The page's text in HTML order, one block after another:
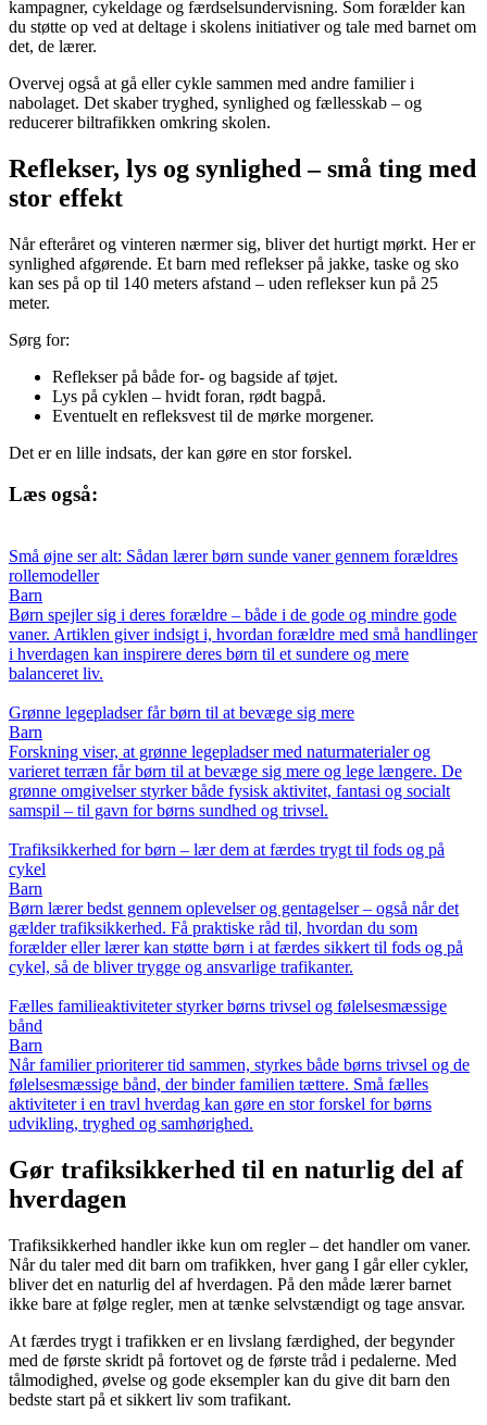
kampagner, cykeldage og færdselsundervisning. Som forælder kan
du støtte op ved at deltage i skolens initiativer og tale med barnet om
det, de lærer.
Overvej også at gå eller cykle sammen med andre familier i
nabolaget. Det skaber tryghed, synlighed og fællesskab – og
reducerer biltrafikken omkring skolen.
Reflekser, lys og synlighed – små ting med
stor effekt
Når efteråret og vinteren nærmer sig, bliver det hurtigt mørkt. Her er
synlighed afgørende. Et barn med reflekser på jakke, taske og sko
kan ses på op til 140 meters afstand – uden reflekser kun på 25
meter.
Sørg for:
Reflekser på både for- og bagside af tøjet.
Lys på cyklen – hvidt foran, rødt bagpå.
Eventuelt en refleksvest til de mørke morgener.
Det er en lille indsats, der kan gøre en stor forskel.
Læs også:
Små øjne ser alt: Sådan lærer børn sunde vaner gennem forældres
rollemodeller
Barn
Børn spejler sig i deres forældre – både i de gode og mindre gode
vaner. Artiklen giver indsigt i, hvordan forældre med små handlinger
i hverdagen kan inspirere deres børn til et sundere og mere
balanceret liv.
Grønne legepladser får børn til at bevæge sig mere
Barn
Forskning viser, at grønne legepladser med naturmaterialer og
varieret terræn får børn til at bevæge sig mere og lege længere. De
grønne omgivelser styrker både fysisk aktivitet, fantasi og socialt
samspil – til gavn for børns sundhed og trivsel.
Trafiksikkerhed for børn – lær dem at færdes trygt til fods og på
cykel
Barn
Børn lærer bedst gennem oplevelser og gentagelser – også når det
gælder trafiksikkerhed. Få praktiske råd til, hvordan du som
forælder eller lærer kan støtte børn i at færdes sikkert til fods og på
cykel, så de bliver trygge og ansvarlige trafikanter.
Fælles familieaktiviteter styrker børns trivsel og følelsesmæssige
bånd
Barn
Når familier prioriterer tid sammen, styrkes både børns trivsel og de
følelsesmæssige bånd, der binder familien tættere. Små fælles
aktiviteter i en travl hverdag kan gøre en stor forskel for børns
udvikling, tryghed og samhørighed.
Gør trafiksikkerhed til en naturlig del af
hverdagen
Trafiksikkerhed handler ikke kun om regler – det handler om vaner.
Når du taler med dit barn om trafikken, hver gang I går eller cykler,
bliver det en naturlig del af hverdagen. På den måde lærer barnet
ikke bare at følge regler, men at tænke selvstændigt og tage ansvar.
At færdes trygt i trafikken er en livslang færdighed, der begynder
med de første skridt på fortovet og de første tråd i pedalerne. Med
tålmodighed, øvelse og gode eksempler kan du give dit barn den
bedste start på et sikkert liv som trafikant.